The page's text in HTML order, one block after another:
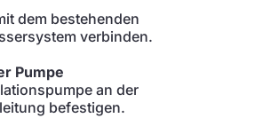
dem bestehenden
verbinden.
Pumpe
an der
befestigen.